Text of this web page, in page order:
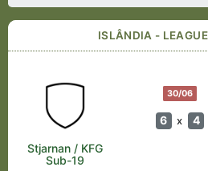
ISLÂNDIA -
30/06
6 x 4
Stjarnan / KFG
Sub-19